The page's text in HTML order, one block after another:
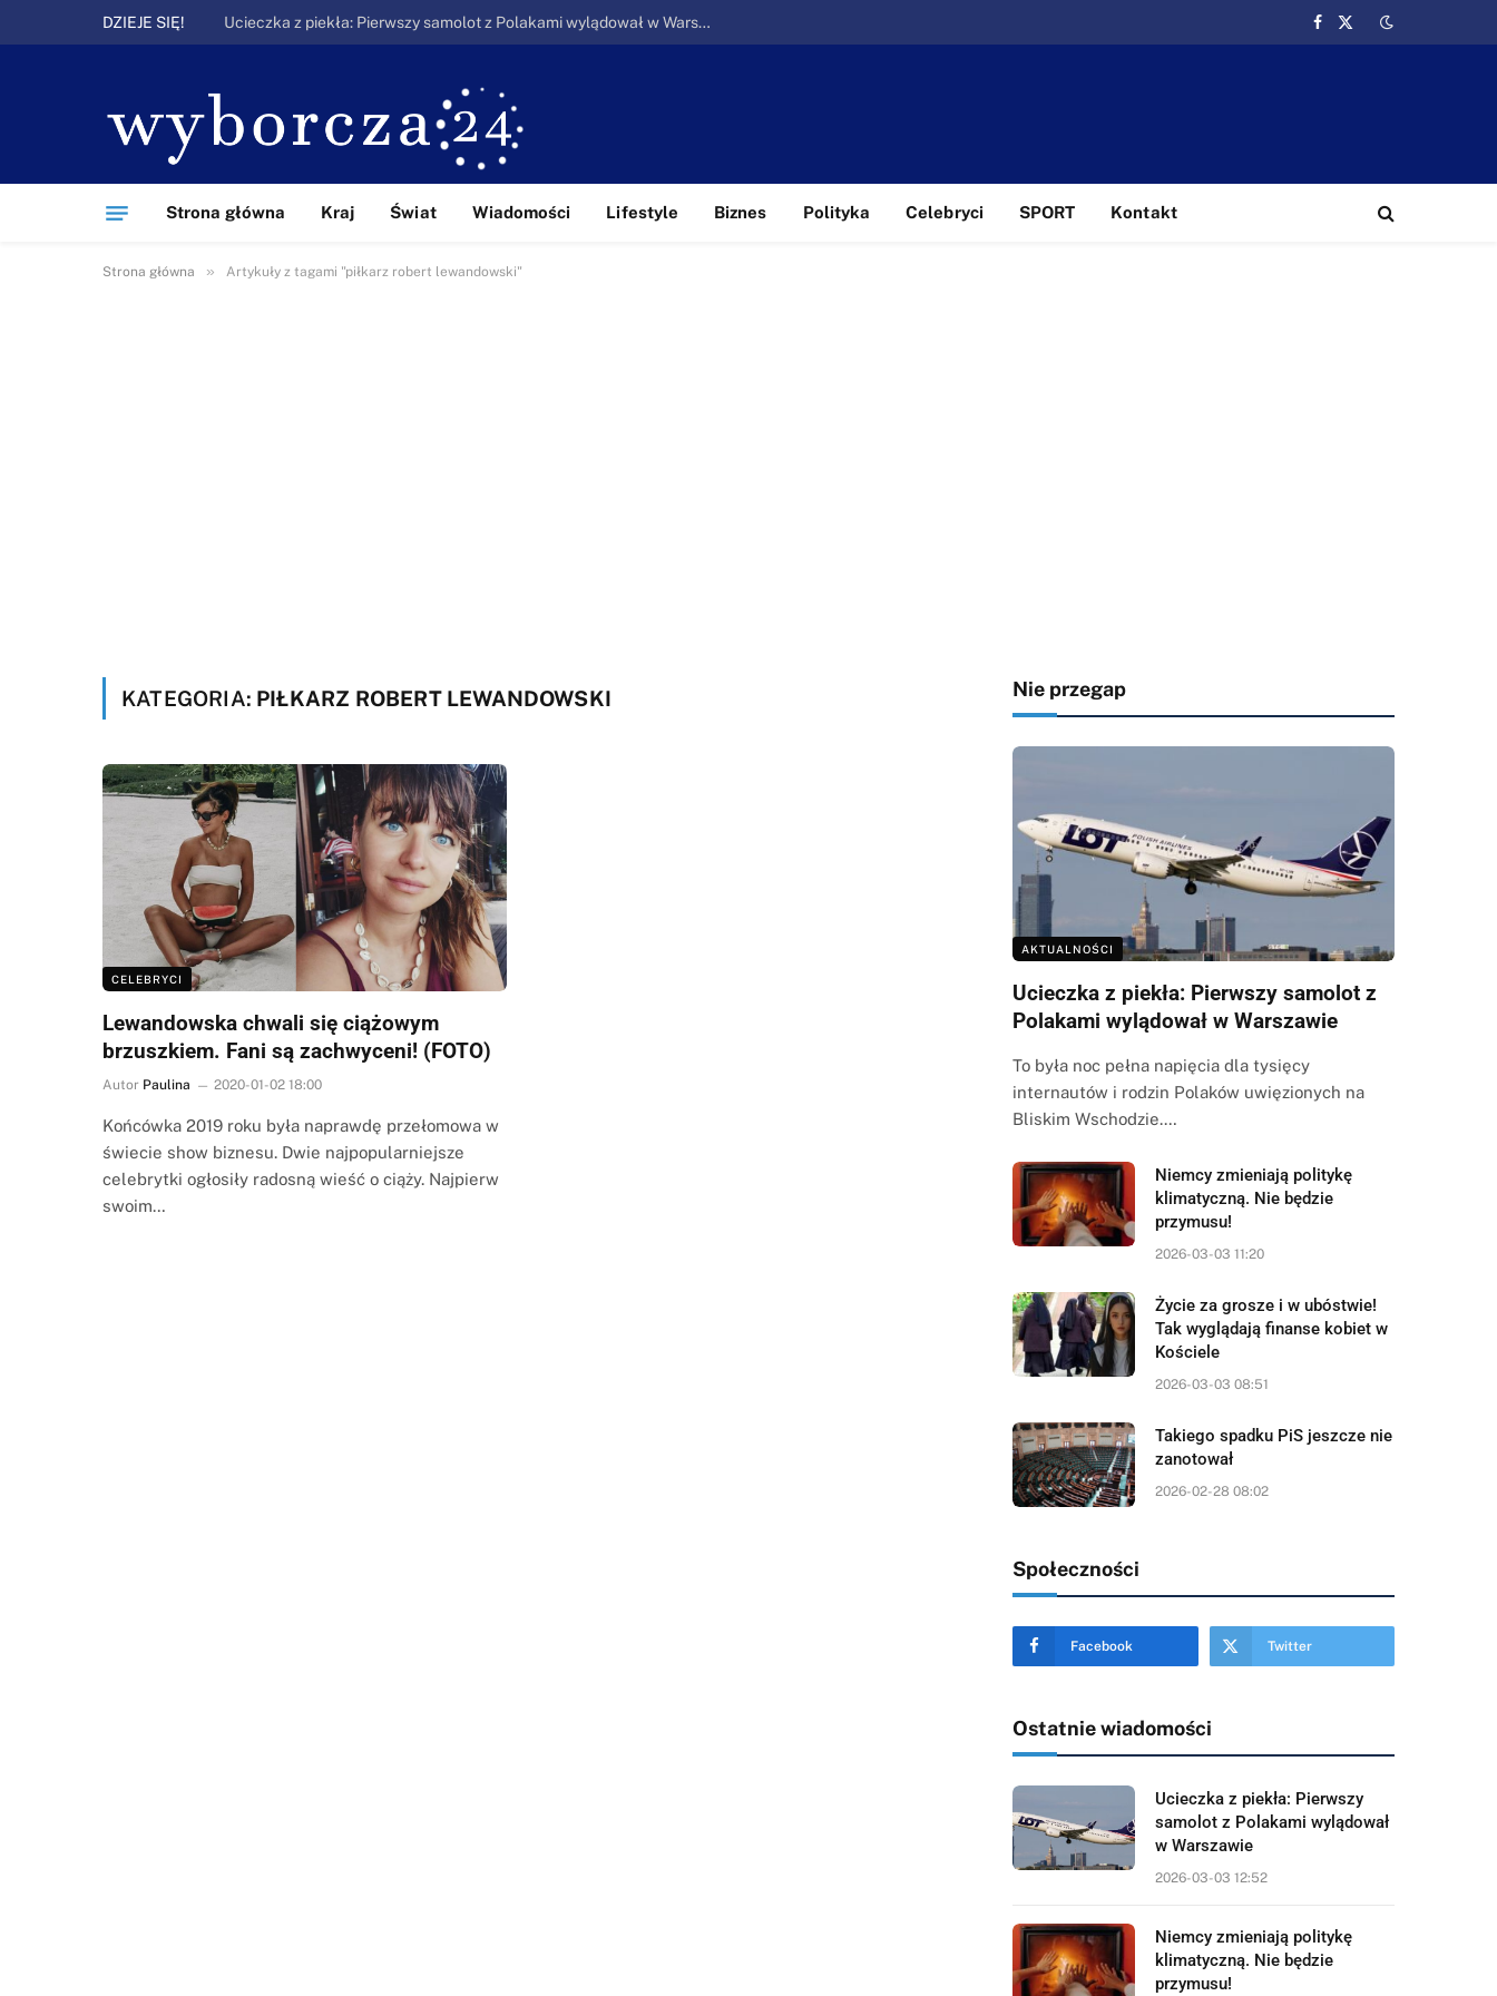
DZIEJE SIĘ! Ucieczka z piekła: Pierwszy samolot z Polakami wylądował w Warszawie
Facebook
X
Strona główna Kraj Świat Wiadomości Lifestyle Biznes Polityka Celebryci SPORT Kontakt
Strona główna » Artykuły z tagami "piłkarz robert lewandowski"
KATEGORIA: PIŁKARZ ROBERT LEWANDOWSKI
CELEBRYCI
Lewandowska chwali się ciążowym
brzuszkiem. Fani są zachwyceni! (FOTO)
Autor Paulina 2020-01-02 18:00
Końcówka 2019 roku była naprawdę przełomowa w
świecie show biznesu. Dwie najpopularniejsze
celebrytki ogłosiły radosną wieść o ciąży. Najpierw
swoim…
Nie przegap
AKTUALNOŚCI
Ucieczka z piekła: Pierwszy samolot z
Polakami wylądował w Warszawie
To była noc pełna napięcia dla tysięcy
internautów i rodzin Polaków uwięzionych na
Bliskim Wschodzie.…
Niemcy zmieniają politykę
klimatyczną. Nie będzie
przymusu!
2026-03-03 11:20
Życie za grosze i w ubóstwie!
Tak wyglądają finanse kobiet w
Kościele
2026-03-03 08:51
Takiego spadku PiS jeszcze nie
zanotował
2026-02-28 08:02
Społeczności
Facebook Twitter
Ostatnie wiadomości
Ucieczka z piekła: Pierwszy
samolot z Polakami wylądował
w Warszawie
2026-03-03 12:52
Niemcy zmieniają politykę
klimatyczną. Nie będzie
przymusu!